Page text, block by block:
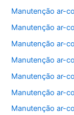
Manutenção ar-
Manutenção ar-
Manutenção ar-
Manutenção ar-
Manutenção ar-
Manutenção ar-
Manutenção ar-